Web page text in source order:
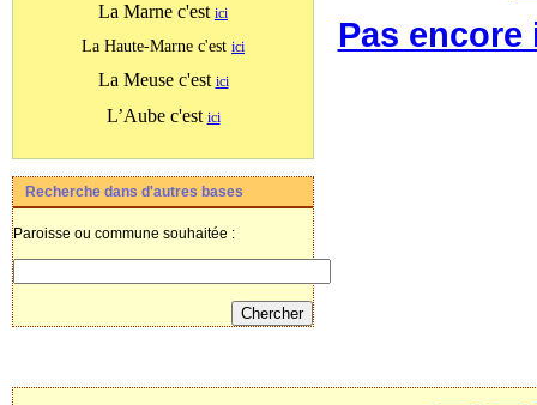
La Marne c'est ici
La Haute-Marne c'est ici
La Meuse c'est ici
L’Aube c'est ici
Recherche dans d'autres bases
Paroisse ou commune souhaitée :
Pas